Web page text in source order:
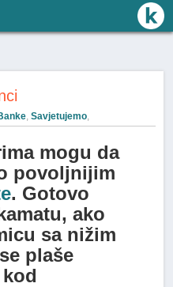
,Savjetujemo,
mogu da
povoljnijim
. Gotovo
ako
sa nižim
plaše